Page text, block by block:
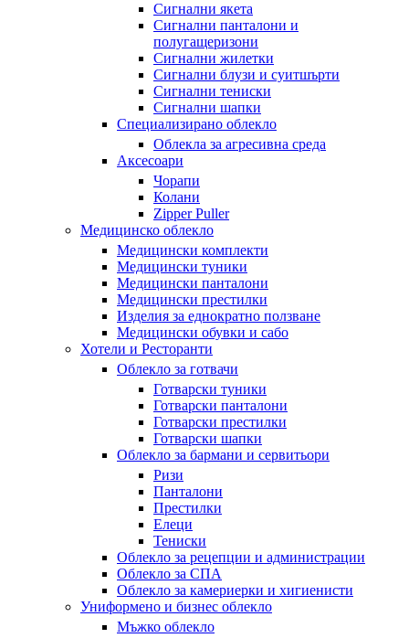
Сигнални якета
Сигнални панталони и
полугащеризони
Сигнални жилетки
Сигнални блузи и суитшърти
Сигнални тениски
Сигнални шапки
Специализирано облекло
Облекла за агресивна среда
Аксесоари
Чорапи
Колани
Zipper Puller
Медицинско облекло
Медицински комплекти
Медицински туники
Медицински панталони
Медицински престилки
Изделия за еднократно ползване
Медицински обувки и сабо
Хотели и Ресторанти
Облекло за готвачи
Готварски туники
Готварски панталони
Готварски престилки
Готварски шапки
Облекло за бармани и сервитьори
Ризи
Панталони
Престилки
Елеци
Тениски
Облекло за рецепции и администрации
Облекло за СПА
Облекло за камериерки и хигиенисти
Униформено и бизнес облекло
Мъжко облекло